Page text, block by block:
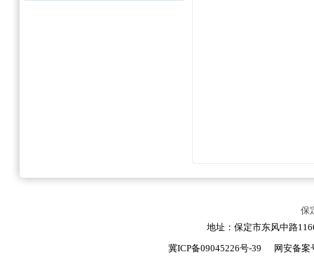
保
地址：保定市东风中路
冀ICP备09045226号-39
网安备案